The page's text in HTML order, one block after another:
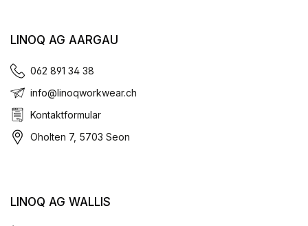
LINOQ AG AARGAU
062 891 34 38
info@linoqworkwear.ch
Kontaktformular
Oholten 7, 5703 Seon
LINOQ AG WALLIS